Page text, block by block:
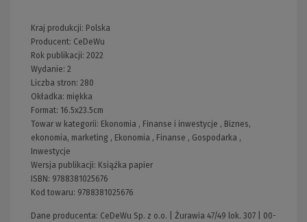
Kraj produkcji: Polska
Producent: CeDeWu
Rok publikacji: 2022
Wydanie: 2
Liczba stron: 280
Okładka: miękka
Format: 16.5x23.5cm
Towar w kategorii: Ekonomia , Finanse i inwestycje , Biznes,
ekonomia, marketing , Ekonomia , Finanse , Gospodarka ,
Inwestycje
Wersja publikacji: Książka papier
ISBN: 9788381025676
Kod towaru: 9788381025676
Dane producenta: CeDeWu Sp. z o.o. | Żurawia 47/49 lok. 307 | 00-